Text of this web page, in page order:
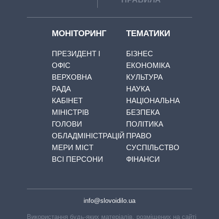
МОНІТОРИНГ
ПРЕЗИДЕНТ І
ОФІС
ВЕРХОВНА
РАДА
КАБІНЕТ
МІНІСТРІВ
ГОЛОВИ
ОБЛАДМІНІСТРАЦІЙ
МЕРИ МІСТ
ВСІ ПЕРСОНИ
ТЕМАТИКИ
БІЗНЕС
ЕКОНОМІКА
КУЛЬТУРА
НАУКА
НАЦІОНАЛЬНА
БЕЗПЕКА
ПОЛІТИКА
ПРАВО
СУСПІЛЬСТВО
ФІНАНСИ
info@slovoidilo.ua
Використання будь-яких матеріалів, розміщених на сайті,